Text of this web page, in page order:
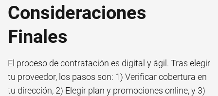
Consideraciones
Finales
El proceso de contratación es digital y ágil. Tras elegir
tu proveedor, los pasos son: 1) Verificar cobertura en
tu dirección, 2) Elegir plan y promociones online, y 3)